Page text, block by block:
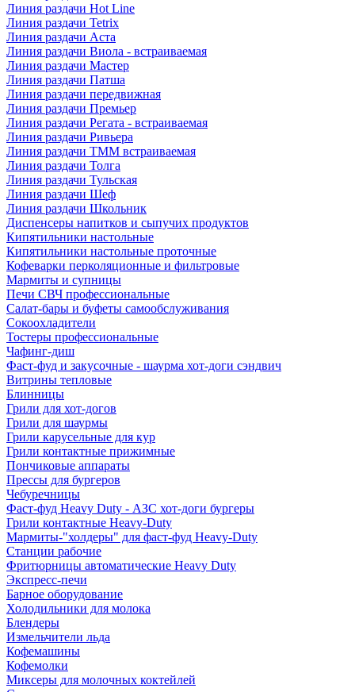
Линия раздачи Hot Line
Линия раздачи Tetrix
Линия раздачи Аста
Линия раздачи Виола - встраиваемая
Линия раздачи Мастер
Линия раздачи Патша
Линия раздачи передвижная
Линия раздачи Премьер
Линия раздачи Регата - встраиваемая
Линия раздачи Ривьера
Линия раздачи ТММ встраиваемая
Линия раздачи Толга
Линия раздачи Тульская
Линия раздачи Шеф
Линия раздачи Школьник
Диспенсеры напитков и сыпучих продуктов
Кипятильники настольные
Кипятильники настольные проточные
Кофеварки перколяционные и фильтровые
Мармиты и супницы
Печи СВЧ профессиональные
Салат-бары и буфеты самообслуживания
Сокоохладители
Тостеры профессиональные
Чафинг-диш
Фаст-фуд и закусочные - шаурма хот-доги сэндвич
Витрины тепловые
Блинницы
Грили для хот-догов
Грили для шаурмы
Грили карусельные для кур
Грили контактные прижимные
Пончиковые аппараты
Прессы для бургеров
Чебуречницы
Фаст-фуд Heavy Duty - АЗС хот-доги бургеры
Грили контактные Heavy-Duty
Мармиты-"холдеры" для фаст-фуд Heavy-Duty
Станции рабочие
Фритюрницы автоматические Heavy Duty
Экспресс-печи
Барное оборудование
Холодильники для молока
Блендеры
Измельчители льда
Кофемашины
Кофемолки
Миксеры для молочных коктейлей